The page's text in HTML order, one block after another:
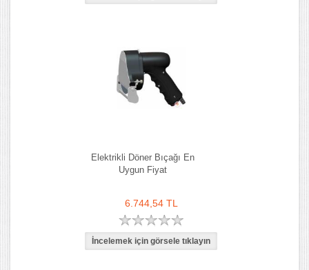
Elektrikli Döner Bıçağı En
Uygun Fiyat
6.744,54 TL